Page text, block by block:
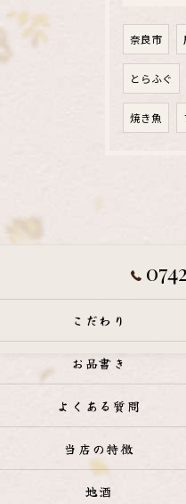
奈良市
とらふぐ
焼き魚
こだわり
お品書き
よくある質問
当店の特徴
地酒